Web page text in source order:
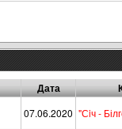
Дата
07.06.2020 "Сiч -